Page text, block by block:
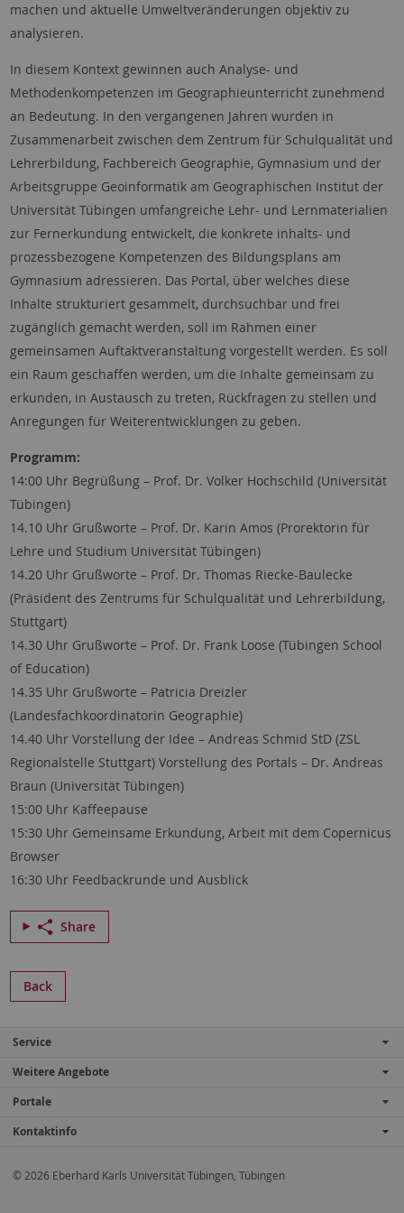
machen und aktuelle Umweltveränderungen objektiv zu
analysieren.
In diesem Kontext gewinnen auch Analyse- und
Methodenkompetenzen im Geographieunterricht zunehmend
an Bedeutung. In den vergangenen Jahren wurden in
Zusammenarbeit zwischen dem Zentrum für Schulqualität und
Lehrerbildung, Fachbereich Geographie, Gymnasium und der
Arbeitsgruppe Geoinformatik am Geographischen Institut der
Universität Tübingen umfangreiche Lehr- und Lernmaterialien
zur Fernerkundung entwickelt, die konkrete inhalts- und
prozessbezogene Kompetenzen des Bildungsplans am
Gymnasium adressieren. Das Portal, über welches diese
Inhalte strukturiert gesammelt, durchsuchbar und frei
zugänglich gemacht werden, soll im Rahmen einer
gemeinsamen Auftaktveranstaltung vorgestellt werden. Es soll
ein Raum geschaffen werden, um die Inhalte gemeinsam zu
erkunden, in Austausch zu treten, Rückfragen zu stellen und
Anregungen für Weiterentwicklungen zu geben.
Programm:
14:00 Uhr Begrüßung – Prof. Dr. Volker Hochschild (Universität
Tübingen)
14.10 Uhr Grußworte – Prof. Dr. Karin Amos (Prorektorin für
Lehre und Studium Universität Tübingen)
14.20 Uhr Grußworte – Prof. Dr. Thomas Riecke-Baulecke
(Präsident des Zentrums für Schulqualität und Lehrerbildung,
Stuttgart)
14.30 Uhr Grußworte – Prof. Dr. Frank Loose (Tübingen School
of Education)
14.35 Uhr Grußworte – Patricia Dreizler
(Landesfachkoordinatorin Geographie)
14.40 Uhr Vorstellung der Idee – Andreas Schmid StD (ZSL
Regionalstelle Stuttgart) Vorstellung des Portals – Dr. Andreas
Braun (Universität Tübingen)
15:00 Uhr Kaffeepause
15:30 Uhr Gemeinsame Erkundung, Arbeit mit dem Copernicus
Browser
16:30 Uhr Feedbackrunde und Ausblick
Share
Back
Service
Weitere Angebote
Portale
Kontaktinfo
© 2026 Eberhard Karls Universität Tübingen, Tübingen